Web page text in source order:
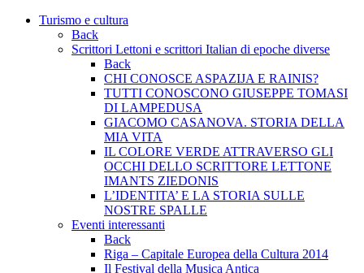
Turismo e cultura
Back
Scrittori Lettoni e scrittori Italian di epoche diverse
Back
CHI CONOSCE ASPAZIJA E RAINIS?
TUTTI CONOSCONO GIUSEPPE TOMASI
DI LAMPEDUSA
GIACOMO CASANOVA. STORIA DELLA
MIA VITA
IL COLORE VERDE ATTRAVERSO GLI
OCCHI DELLO SCRITTORE LETTONE
IMANTS ZIEDONIS
L’IDENTITA’ E LA STORIA SULLE
NOSTRE SPALLE
Eventi interessanti
Back
Riga – Capitale Europea della Cultura 2014
Il Festival della Musica Antica